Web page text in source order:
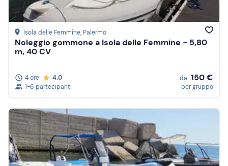
Isola delle Femmine, Palermo
Noleggio gommone a Isola delle Femmine - 5,80
m, 40 CV
4 ore
4.0
1-6 partecipanti
da 150 €
per gruppo